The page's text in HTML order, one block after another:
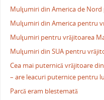
Mulţumiri din America de
Mulţumiri din America pentru
Mulţumiri pentru vrăjitoarea
Mulţumiri din SUA pentru
Cea mai puternică vrăjitoare
– are leacuri puternice pentru
Parcă eram blestemată